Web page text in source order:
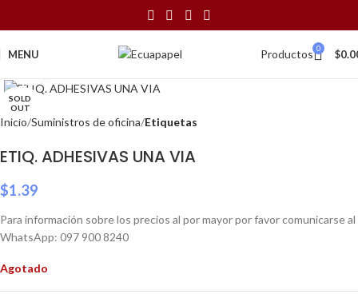
MENU Productos 0 $
SOLD
OUT
Inicio Suministros de oficina Etiquetas
ETIQ. ADHESIVAS UNA VIA
$1.39
Para información sobre los precios al por mayor por favor comunicarse al
WhatsApp: 097 900 8240
Agotado